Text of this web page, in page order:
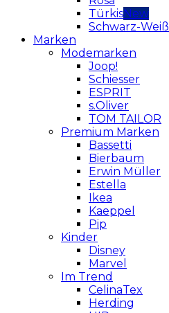
Türkis
Schwarz-Weiß
Marken
Modemarken
Joop!
Schiesser
ESPRIT
s.Oliver
TOM TAILOR
Premium Marken
Bassetti
Bierbaum
Erwin Müller
Estella
Ikea
Kaeppel
Pip
Kinder
Disney
Marvel
Im Trend
CelinaTex
Herding